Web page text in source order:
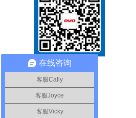
在线咨询
客服Cally
客服Joyce
客服Vicky